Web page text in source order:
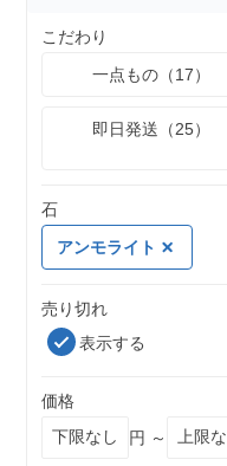
こだわり
一点もの（17）
即日発送（25）
石
アンモライト
売り切れ
表示する
価格
円 ～